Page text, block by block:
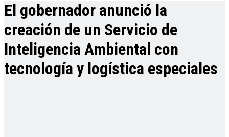
El gobernador anunció la
creación de un Servicio de
Inteligencia Ambiental con
tecnología y logística especiales